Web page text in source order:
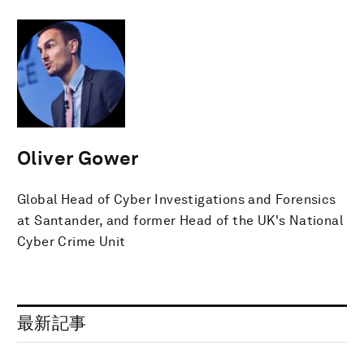
Oliver Gower
Global Head of Cyber Investigations and Forensics
at Santander, and former Head of the UK's National
Cyber Crime Unit
最新記事